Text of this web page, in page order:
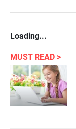
Loading...
MUST READ